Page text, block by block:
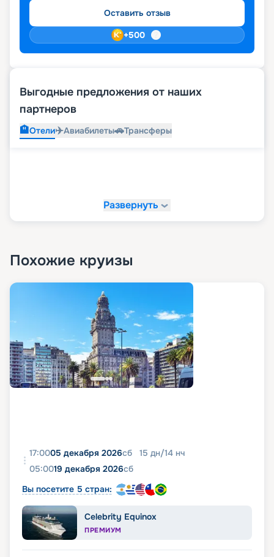
Оставить отзыв
+500
Выгодные предложения от наших
партнеров
🏨Отели✈️Авиабилеты🚗Трансферы
Развернуть
Похожие круизы
17:0005 декабря 2026сб 15 дн/14 нч
05:0019 декабря 2026сб
Вы посетите 5 стран:
Celebrity Equinox
ПРЕМИУМ